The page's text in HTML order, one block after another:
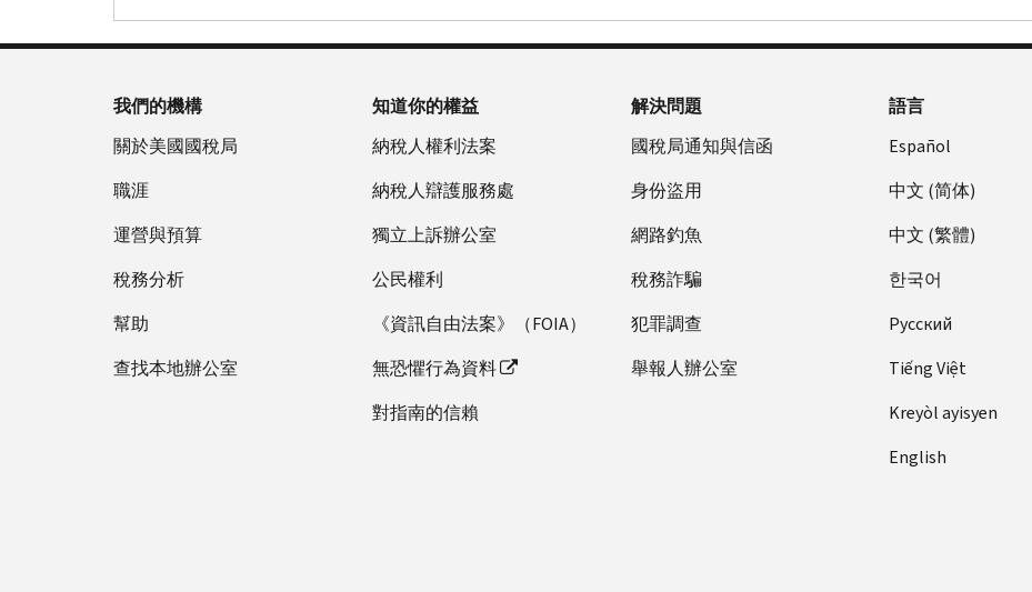
我們的機構
關於美國國稅局
職涯
運營與預算
稅務分析
幫助
查找本地辦公室
知道你的權益
納稅人權利法案
納稅人辯護服務處
獨立上訴辦公室
公民權利
《資訊自由法案》（FOIA）
無恐懼行為資料
對指南的信賴
解決問題
國稅局通知與信函
身份盜用
網路釣魚
稅務詐騙
犯罪調查
舉報人辦公室
語言
Español
中文 (简体)
中文 (繁體)
한국어
Pусский
Tiếng Việt
Kreyòl ayisyen
English